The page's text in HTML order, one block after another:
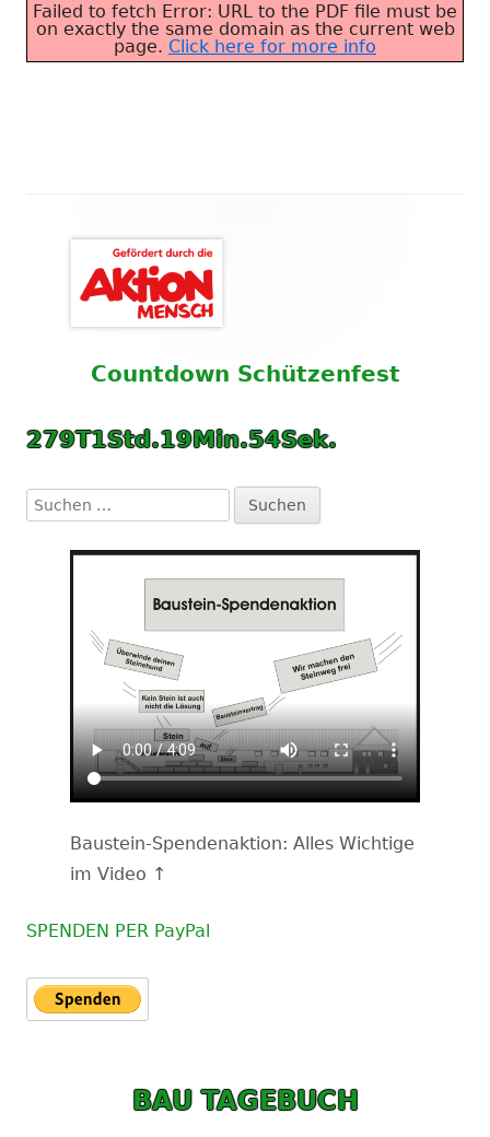
Failed to fetch Error: URL to the PDF file must be
on exactly the same domain as the current web
page. Click here for more info
Haupt-
Seitenleiste
Countdown Schützenfest
279T1Std.19Min.53Sek.
Suchen
nach:
Baustein-Spendenaktion: Alles Wichtige
im Video ↑
SPENDEN PER PayPal
BAU TAGEBUCH